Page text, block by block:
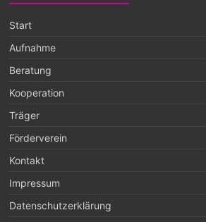
Start
Aufnahme
Beratung
Kooperation
Träger
Förderverein
Kontakt
Impressum
Datenschutzerklärung